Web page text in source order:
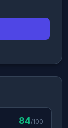
84/100